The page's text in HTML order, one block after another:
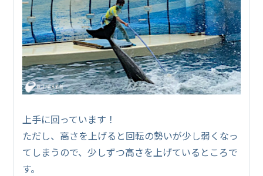
上手に回っています！
ただし、高さを上げると回転の勢いが少し弱くなっ
てしまうので、少しずつ高さを上げているところで
す。